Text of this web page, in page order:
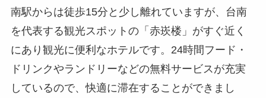
南駅からは徒歩15分と少し離れていますが、台南
を代表する観光スポットの「赤崁楼」がすぐ近く
にあり観光に便利なホテルです。24時間フード・
ドリンクやランドリーなどの無料サービスが充実
しているので、快適に滞在することができまし